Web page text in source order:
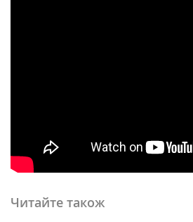
Читайте також